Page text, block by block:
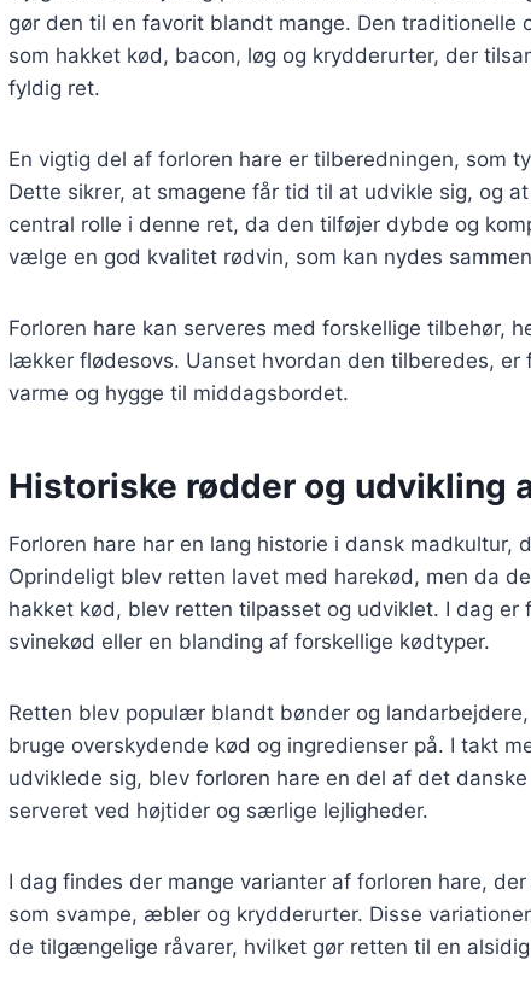
gør den til en favorit blandt mange. Den traditionelle
som hakket kød, bacon, løg og krydderurter, der
fyldig ret.
En vigtig del af forloren hare er tilberedningen, som
Dette sikrer, at smagene får tid til at udvikle sig, og
central rolle i denne ret, da den tilføjer dybde og
vælge en god kvalitet rødvin, som kan nydes
Forloren hare kan serveres med forskellige tilbehør,
lækker flødesovs. Uanset hvordan den tilberedes, er
varme og hygge til middagsbordet.
Historiske rødder og udvikling
Forloren hare har en lang historie i dansk madkultur,
Oprindeligt blev retten lavet med harekød, men da
hakket kød, blev retten tilpasset og udviklet. I dag er
svinekød eller en blanding af forskellige kødtyper.
Retten blev populær blandt bønder og
bruge overskydende kød og ingredienser på. I takt
udviklede sig, blev forloren hare en del af det
serveret ved højtider og særlige lejligheder.
I dag findes der mange varianter af forloren hare,
som svampe, æbler og krydderurter. Disse
de tilgængelige råvarer, hvilket gør retten til en